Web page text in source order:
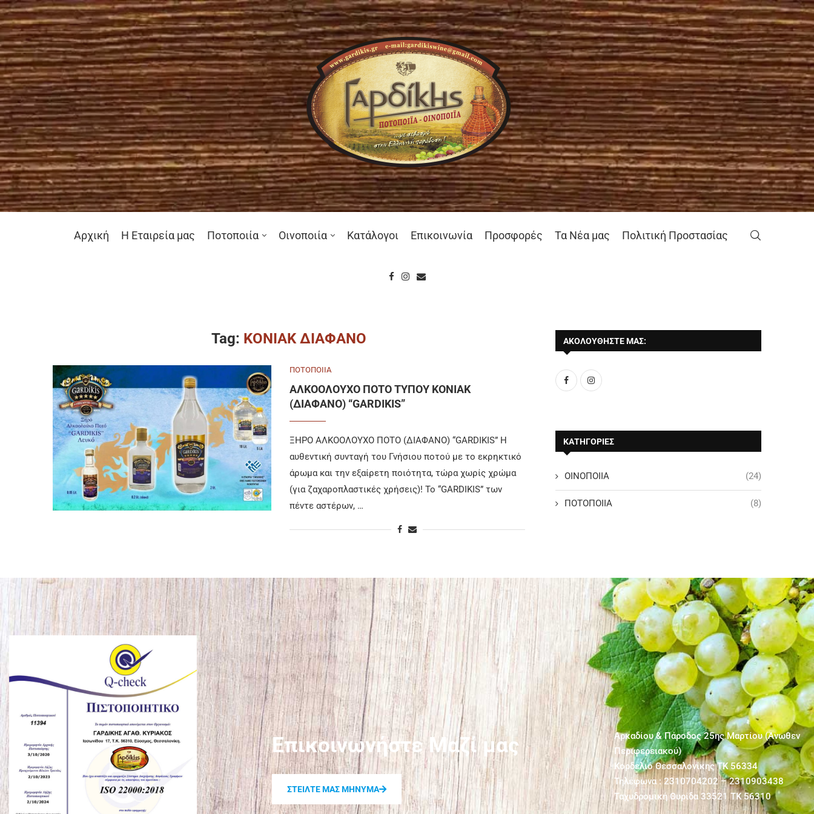
Αρχική Η Εταιρεία μας Ποτοποιία Οινοποιία Κατάλογοι Επικοινωνία Προσφορές Τα Νέα μας Πολιτική Προστασίας
Tag: ΚΟΝΙΑΚ ΔΙΑΦΑΝΟ
ΠΟΤΟΠΟΙΙΑ
ΑΛΚΟΟΛΟΥΧΟ ΠΟΤΟ ΤΥΠΟΥ ΚΟΝΙΑΚ
(ΔΙΑΦΑΝΟ) “GARDIKIS”
ΞΗΡΟ ΑΛΚΟΟΛΟΥΧΟ ΠΟΤΟ (ΔΙΑΦΑΝΟ) “GARDIKIS” Η
αυθεντική συνταγή του Γνήσιου ποτού με το εκρηκτικό
άρωμα και την εξαίρετη ποιότητα, τώρα χωρίς χρώμα
(για ζαχαροπλαστικές χρήσεις)! Το “GARDIKIS” των
πέντε αστέρων, …
ΑΚΟΛΟΥΘΗΣΤΕ ΜΑΣ:
ΚΑΤΗΓΟΡΙΕΣ
ΟΙΝΟΠΟΙΙΑ (24)
ΠΟΤΟΠΟΙΙΑ (8)
Επικοινωνήστε Μαζί μας
ΣΤΕΙΛΤΕ ΜΑΣ ΜΗΝΥΜΑ
Αρκαδίου & Πάροδος 25ης Μαρτίου (Άνωθεν
Περιφερειακού)
Κορδελιό Θεσσαλονίκης ΤΚ 56334
Τηλέφωνα : 2310704202 – 2310903438
Ταχυδρομική Θυρίδα 33521 ΤΚ 56310